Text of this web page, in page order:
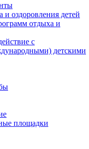
оздоровления детей
отдыха и
с
детскими
площадки